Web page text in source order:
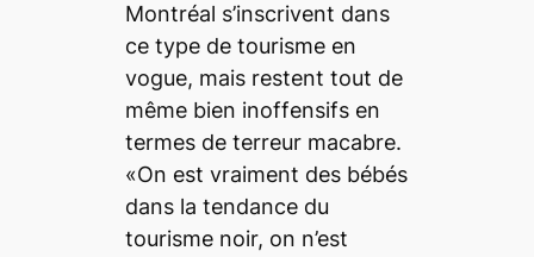
Montréal s’inscrivent dans
ce type de tourisme en
vogue, mais restent tout de
même bien inoffensifs en
termes de terreur macabre.
«On est vraiment des bébés
dans la tendance du
tourisme noir, on n’est